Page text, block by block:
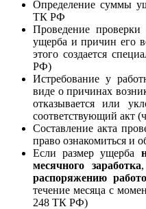
Определение суммы
ТК РФ
Проведение
ущерба и причин его
этого создается
РФ)
Истребование у
виде о причинах
отказывается или
соответствующий акт
Составление акта
право ознакомиться и
Если размер ущерба
месячного заработка
распоряжению
течение месяца с
248 ТК РФ)